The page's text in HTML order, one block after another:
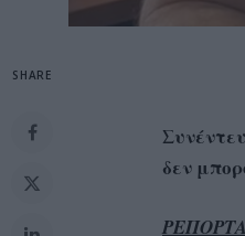
SHARE
δεν